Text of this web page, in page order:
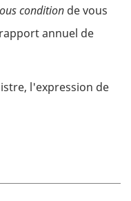
condition de vous
annuel de
l'expression de